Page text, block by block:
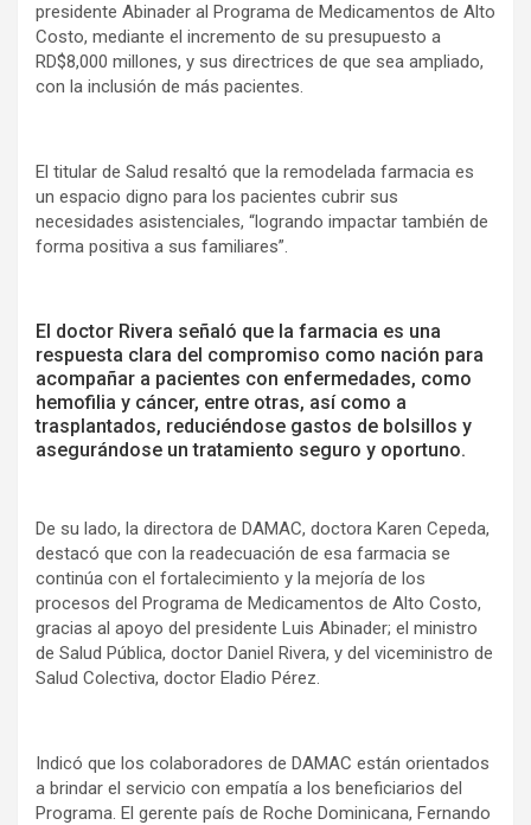
presidente Abinader al Programa de Medicamentos de Alto
Costo, mediante el incremento de su presupuesto a
RD$8,000 millones, y sus directrices de que sea ampliado,
con la inclusión de más pacientes.
El titular de Salud resaltó que la remodelada farmacia es
un espacio digno para los pacientes cubrir sus
necesidades asistenciales, “logrando impactar también de
forma positiva a sus familiares”.
El doctor Rivera señaló que la farmacia es una
respuesta clara del compromiso como nación para
acompañar a pacientes con enfermedades, como
hemofilia y cáncer, entre otras, así como a
trasplantados, reduciéndose gastos de bolsillos y
asegurándose un tratamiento seguro y oportuno.
De su lado, la directora de DAMAC, doctora Karen Cepeda,
destacó que con la readecuación de esa farmacia se
continúa con el fortalecimiento y la mejoría de los
procesos del Programa de Medicamentos de Alto Costo,
gracias al apoyo del presidente Luis Abinader; el ministro
de Salud Pública, doctor Daniel Rivera, y del viceministro de
Salud Colectiva, doctor Eladio Pérez.
Indicó que los colaboradores de DAMAC están orientados
a brindar el servicio con empatía a los beneficiarios del
Programa. El gerente país de Roche Dominicana, Fernando